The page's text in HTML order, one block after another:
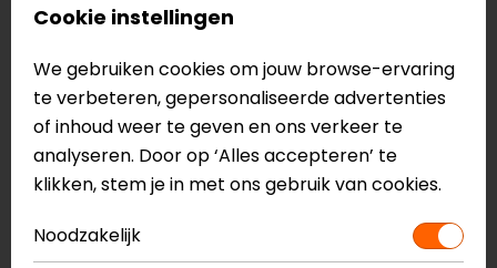
Specificaties van de Rusty Stitches Ray
Touring
Harde knokkelprotector
Versterking op de vingers en handpalm
Lange manchet
Waterdicht
Winddicht
Hippora, Thinsulate thermovoering
Cookie instellingen
We gebruiken cookies om jouw browse-ervaring
te verbeteren, gepersonaliseerde advertenties
of inhoud weer te geven en ons verkeer te
analyseren. Door op ‘Alles accepteren’ te
klikken, stem je in met ons gebruik van cookies.
Noodzakelijk